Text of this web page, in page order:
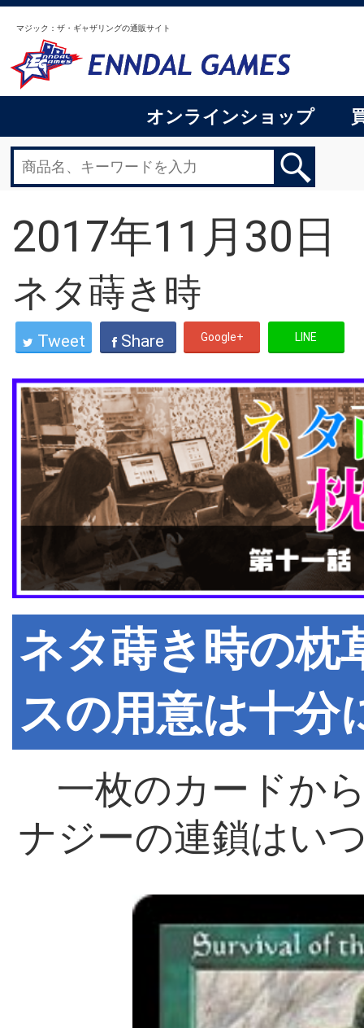
マジック：ザ・ギャザリングの通販サイト
オンラインショップ
2017年11月30日
ネタ蒔き時
Tweet Share Google+ LINE
ネタ蒔き時の枕
スの用意は十分
一枚のカードか
ナジーの連鎖はい